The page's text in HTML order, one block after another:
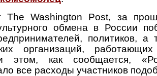
The Washington Post, за
обмена в России
политиков, а
организаций,
этом, как сообщается,
все расходы участников